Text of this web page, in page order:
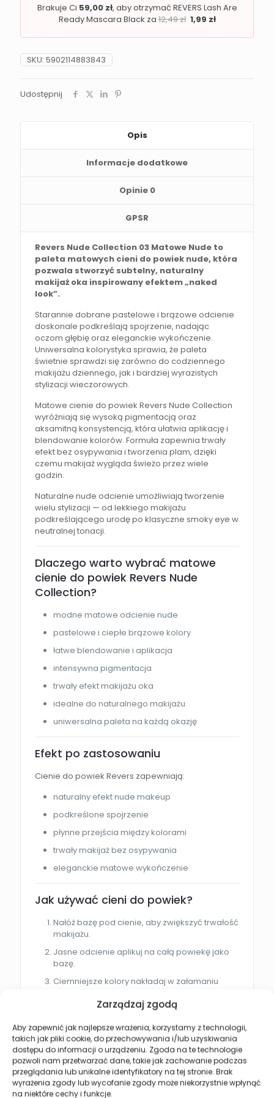
Zarządzaj zgodą
Aby zapewnić jak najlepsze wrażenia, korzystamy z technologii,
takich jak pliki cookie, do przechowywania i/lub uzyskiwania
dostępu do informacji o urządzeniu. Zgoda na te technologie
pozwoli nam przetwarzać dane, takie jak zachowanie podczas
przeglądania lub unikalne identyfikatory na tej stronie. Brak
wyrażenia zgody lub wycofanie zgody może niekorzystnie wpłynąć
na niektóre cechy i funkcje.
Brakuje Ci 59,00 zł, aby otrzymać REVERS Lash Are
Ready Mascara Black za12,49zł 1,99 zł
SKU: 5902114883843
Udostępnij
Opis
Informacje dodatkowe
Opinie 0
GPSR
Revers Nude Collection 03 Matowe Nude to
paleta matowych cieni do powiek nude, która
pozwala stworzyć subtelny, naturalny
makijaż oka inspirowany efektem „naked
look”.
Starannie dobrane pastelowe i brązowe odcienie
doskonale podkreślają spojrzenie, nadając
oczom głębię oraz eleganckie wykończenie.
Uniwersalna kolorystyka sprawia, że paleta
świetnie sprawdzi się zarówno do codziennego
makijażu dziennego, jak i bardziej wyrazistych
stylizacji wieczorowych.
Matowe cienie do powiek Revers Nude Collection
wyróżniają się wysoką pigmentacją oraz
aksamitną konsystencją, która ułatwia aplikację i
blendowanie kolorów. Formuła zapewnia trwały
efekt bez osypywania i tworzenia plam, dzięki
czemu makijaż wygląda świeżo przez wiele
godzin.
Naturalne nude odcienie umożliwiają tworzenie
wielu stylizacji — od lekkiego makijażu
podkreślającego urodę po klasyczne smoky eye w
neutralnej tonacji.
Dlaczego warto wybrać matowe
cienie do powiek Revers Nude
Collection?
modne matowe odcienie nude
pastelowe i ciepłe brązowe kolory
łatwe blendowanie i aplikacja
intensywna pigmentacja
trwały efekt makijażu oka
idealne do naturalnego makijażu
uniwersalna paleta na każdą okazję
Efekt po zastosowaniu
Cienie do powiek Revers zapewniają:
naturalny efekt nude makeup
podkreślone spojrzenie
płynne przejścia między kolorami
trwały makijaż bez osypywania
eleganckie matowe wykończenie
Jak używać cieni do powiek?
Nałóż bazę pod cienie, aby zwiększyć trwałość
makijażu.
Jasne odcienie aplikuj na całą powiekę jako
bazę.
Ciemniejsze kolory nakładaj w załamaniu
Blenduj cienie pędzlem, aby uzyskać
naturalne przejścia.
Stopniuj intensywność kolorów w zależności
od efektu makijażu.
Dla kogo jest ten produkt?